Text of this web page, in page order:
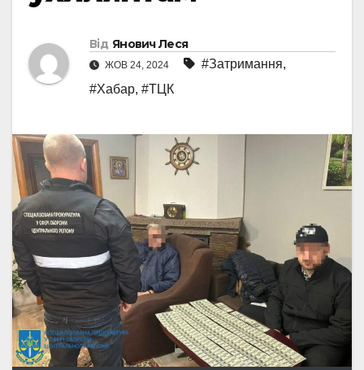
Від Янович Леся
ЖОВ 24, 2024 #Затримання,
#Хабар, #ТЦК